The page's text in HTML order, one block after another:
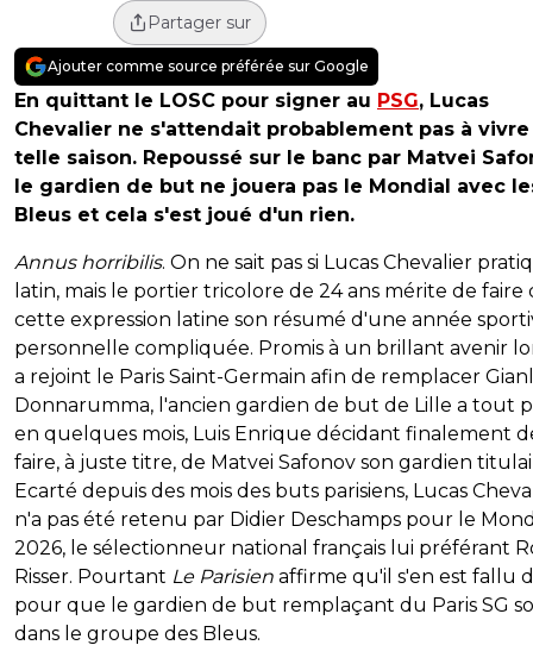
Partager sur
Ajouter comme source préférée sur Google
En quittant le LOSC pour signer au PSG, Lucas
Chevalier ne s'attendait probablement pas à
telle saison. Repoussé sur le banc par Matvei
le gardien de but ne jouera pas le Mondial avec
Bleus et cela s'est joué d'un rien.
Annus horribilis. On ne sait pas si Lucas Chevalier
latin, mais le portier tricolore de 24 ans mérite de faire
cette expression latine son résumé d'une année
personnelle compliquée. Promis à un brillant avenir
a rejoint le Paris Saint-Germain afin de remplacer
Donnarumma, l'ancien gardien de but de Lille a tout
en quelques mois, Luis Enrique décidant finalement
faire, à juste titre, de Matvei Safonov son gardien
Ecarté depuis des mois des buts parisiens, Lucas
n'a pas été retenu par Didier Deschamps pour le
2026, le sélectionneur national français lui préférant
Risser. Pourtant Le Parisien affirme qu'il s'en est fallu
pour que le gardien de but remplaçant du Paris SG
dans le groupe des Bleus.